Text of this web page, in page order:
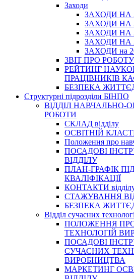
Заходи
ЗАХОДИ НА
ЗАХОДИ НА
ЗАХОДИ НА
ЗАХОДИ НА
ЗАХОДИ на
3BIT ПРО
РЕЙТИНГ
ПРАЦІВНИКІВ
БЕЗПЕКА
Структурні підрозділи БІНПО
ВІДДІЛ НАВЧАЛЬНО-
РОБОТИ
СКЛАД відділу
ОСВІТНІЙ
Положення про
ПОСАДОВІ
ВІДДІЛУ
ПЛАН-ГРАФІК
КВАЛІФІКАЦІЇ
КОНТАКТИ
СТАЖУВАННЯ
БЕЗПЕКА
Відділ сучасних
ПОЛОЖЕННЯ
ТЕХНОЛОГІЙ
ПОСАДОВІ
СУЧАСНИХ
ВИРОБНИЦТВА
МАРКЕТИНГ